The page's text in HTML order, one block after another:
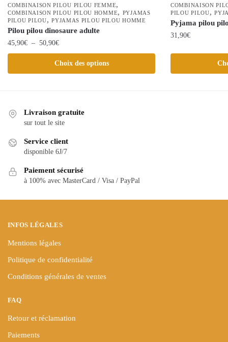
COMBINAISON PILOU PILOU FEMME,
COMBINAISON PILOU PILOU HOMME, PYJAMAS
PILOU PILOU,PYJAMAS PILOU PILOU HOMME
Pilou pilou dinosaure adulte
45,90€ – 50,90€Plage
de
prix :
45,90€
Choix des options
produit
variations.
peuvent
choisies
COMBINAISON
PILOU PILOU,
Pyjama pilou
31,90€
Ce
page
Livraison gratuite
sur tout le site
Service client
disponible 6J/7
Paiement sécurisé
à 100% avec MasterCard / Visa / PayPal
INFOS LÉGALES
Mentions légales
Politique de confidentialité
Conditions générales de ventes
FAQ
Retour et réclamation
Paiements